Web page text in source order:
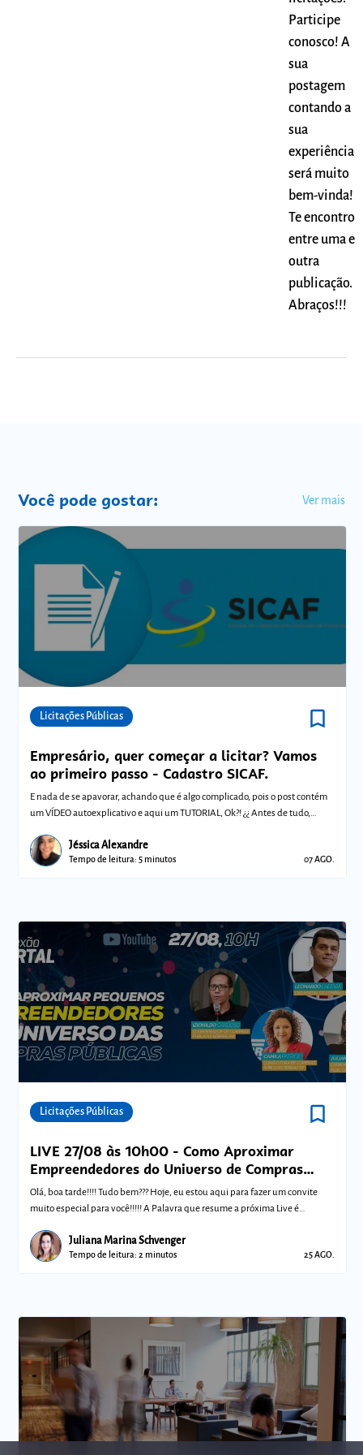
Participe
conosco! A
sua
postagem
contando a
sua
experiência
será muito
bem-vinda!
Te encontro
entre uma e
outra
publicação.
Abraços!!!
Você pode gostar: Ver mais
Licitações Públicas bookmark_border
Empresário, quer começar a licitar? Vamos
ao primeiro passo - Cadastro SICAF.
E nada de se apavorar, achando que é algo complicado, pois o post contém
um VÍDEO autoexplicativo e aqui um TUTORIAL, Ok?! ¿¿ Antes de tudo,
Jéssica Alexandre
Tempo de leitura: 5 minutos 07 AGO.
Licitações Públicas bookmark_border
LIVE 27/08 às 10h00 - Como Aproximar
Empreendedores do Universo de Compras
Públicas
Olá, boa tarde!!!! Tudo bem??? Hoje, eu estou aqui para fazer um convite
muito especial para você!!!!! A Palavra que resume a próxima Live é
Juliana Marina Schvenger
Tempo de leitura: 2 minutos 25 AGO.